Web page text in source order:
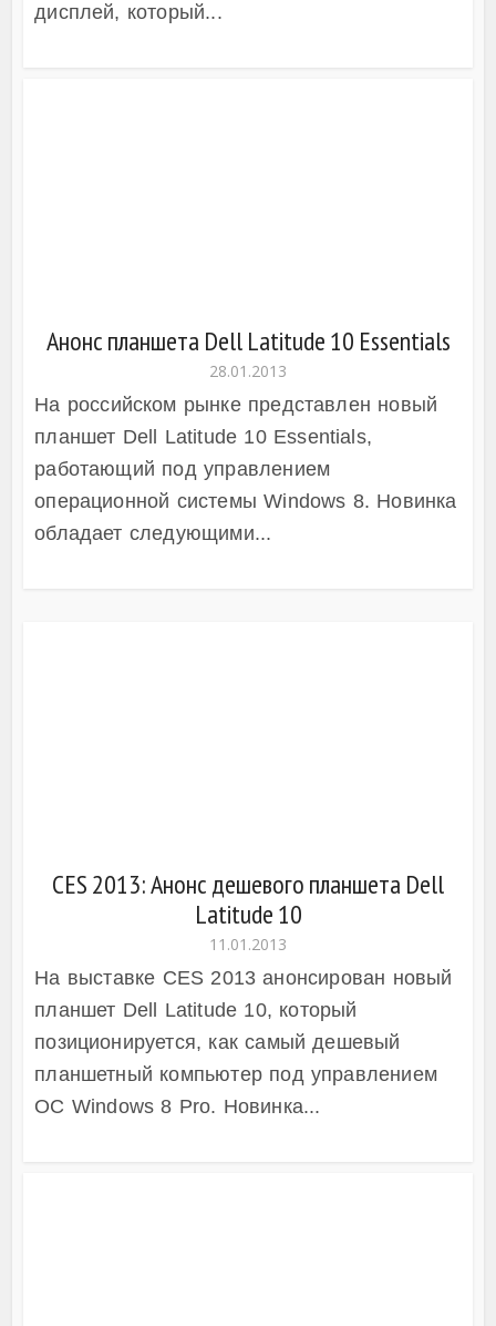
дисплей, который...
Анонс планшета Dell Latitude 10 Essentials
28.01.2013
На российском рынке представлен новый
планшет Dell Latitude 10 Essentials,
работающий под управлением
операционной системы Windows 8. Новинка
обладает следующими...
CES 2013: Анонс дешевого планшета Dell
Latitude 10
11.01.2013
На выставке CES 2013 анонсирован новый
планшет Dell Latitude 10, который
позиционируется, как самый дешевый
планшетный компьютер под управлением
ОС Windows 8 Pro. Новинка...